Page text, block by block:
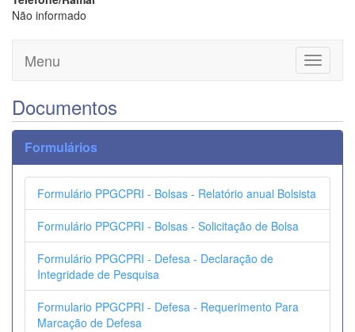
Não informado
Toggle
Menu
Documentos
Formulários
Formulário PPGCPRI - Bolsas - Relatório anual Bolsista
Formulário PPGCPRI - Bolsas - Solicitação de Bolsa
Formulário PPGCPRI - Defesa - Declaração de
Integridade de Pesquisa
Formulario PPGCPRI - Defesa - Requerimento Para
Marcação de Defesa